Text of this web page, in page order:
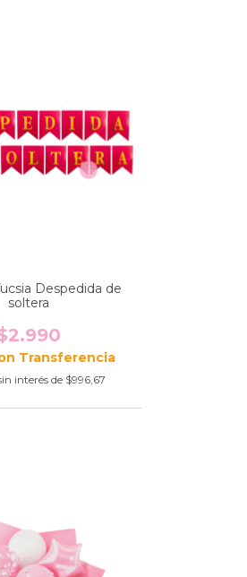
Despedida de
soltera
interés de $996,67